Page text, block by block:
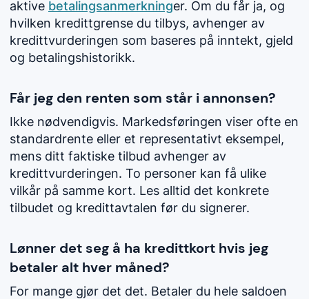
aktive betalingsanmerkninger. Om du får ja, og
hvilken kredittgrense du tilbys, avhenger av
kredittvurderingen som baseres på inntekt, gjeld
og betalingshistorikk.
Får jeg den renten som står i annonsen?
Ikke nødvendigvis. Markedsføringen viser ofte en
standardrente eller et representativt eksempel,
mens ditt faktiske tilbud avhenger av
kredittvurderingen. To personer kan få ulike
vilkår på samme kort. Les alltid det konkrete
tilbudet og kredittavtalen før du signerer.
Lønner det seg å ha kredittkort hvis jeg
betaler alt hver måned?
For mange gjør det det. Betaler du hele saldoen